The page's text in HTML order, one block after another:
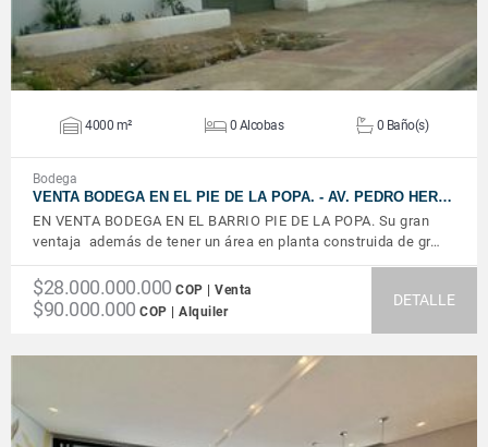
4000 m² 0 Alcobas 0 Baño(s)
Bodega
VENTA BODEGA EN EL PIE DE LA POPA. - AV. PEDRO HER…
EN VENTA BODEGA EN EL BARRIO PIE DE LA POPA. Su gran
ventaja además de tener un área en planta construida de gr…
$28.000.000.000 COP | Venta
$90.000.000 COP | Alquiler
DETALLE